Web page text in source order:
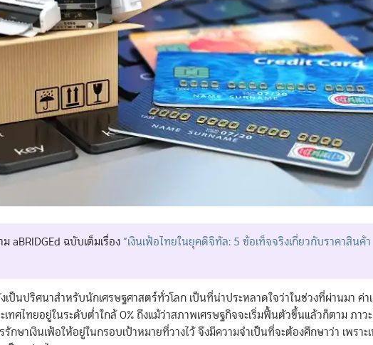
aBRIDGEd ฉบับเต็มเรื่อง “เงินเฟ้อไทยในยุคดิจิทัล: 5 ข้อเท็จจริงเกี่ยวกับราคาสินค้า
ป็นปริศนาสำหรับนักเศรษฐศาสตร์ทั่วโลก เป็นที่น่าประหลาดใจว่าในช่วงที่ผ่านมา ค่า
เทศไทยอยู่ในระดับต่ำใกล้ 0% ถึงแม้ว่าสภาพเศรษฐกิจจะเริ่มฟื้นตัวขึ้นแล้วก็ตาม ภาว
กษาเงินเฟ้อให้อยู่ในกรอบเป้าหมายที่วางไว้ จึงมีความจำเป็นที่จะต้องศึกษาว่า เพราะ